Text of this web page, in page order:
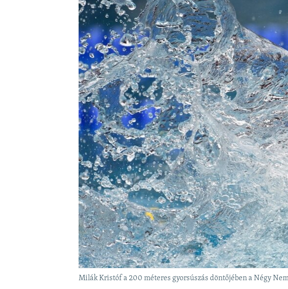
A MÚLT TANULSÁGAI
Milák Kristóf a 200 méteres gyorsúszás döntőjében a Négy